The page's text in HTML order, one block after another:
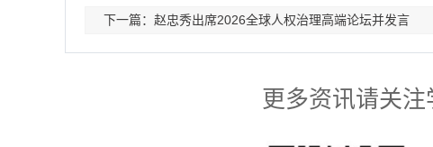
下一篇：赵忠秀出席2026全球人权治理高端论坛并发言
更多资讯请关